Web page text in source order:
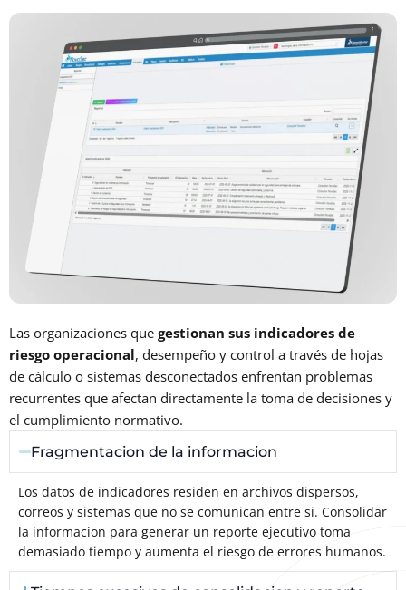
Las organizaciones que gestionan sus indicadores de
riesgo operacional, desempeño y control a través de hojas
de cálculo o sistemas desconectados enfrentan problemas
recurrentes que afectan directamente la toma de decisiones y
el cumplimiento normativo.
Fragmentacion de la informacion
Los datos de indicadores residen en archivos dispersos,
correos y sistemas que no se comunican entre si. Consolidar
la informacion para generar un reporte ejecutivo toma
demasiado tiempo y aumenta el riesgo de errores humanos.